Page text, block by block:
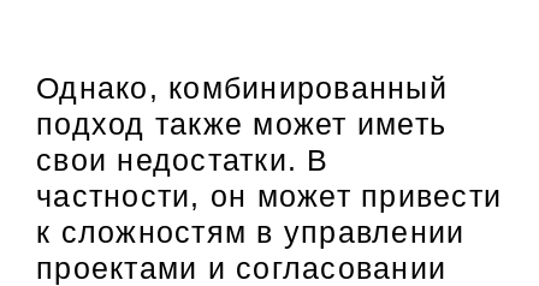
Однако, комбинированный
подход также может иметь
свои недостатки. В
частности, он может привести
к сложностям в управлении
проектами и согласовании